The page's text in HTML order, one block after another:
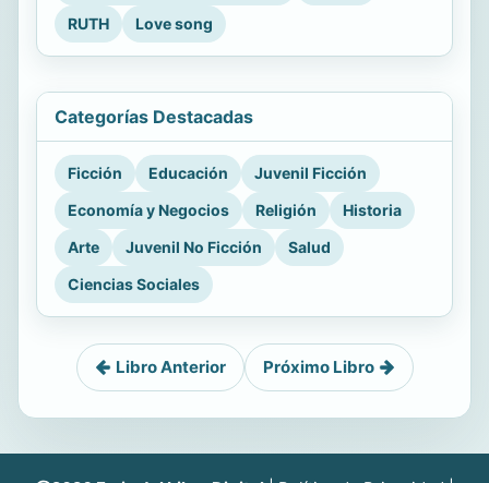
RUTH
Love song
Categorías Destacadas
Ficción Educación
Juvenil Ficción
Economía y Negocios
Religión
Historia
Arte
Juvenil No Ficción
Salud
Ciencias Sociales
Libro Anterior Próximo Libro